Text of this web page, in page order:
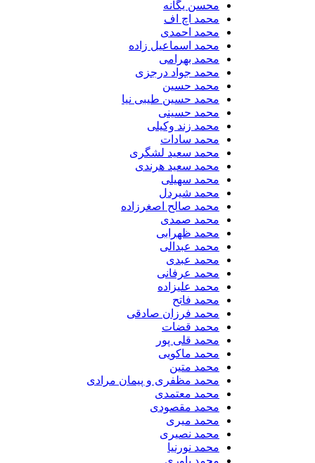
محسن یگانه
محمد اچ اف
محمد احمدی
محمد اسماعیل زاده
محمد بهرامی
محمد جواد درجزی
محمد حسین
محمد حسین طیبی نیا
محمد حسینی
محمد زند وکیلی
محمد سادات
محمد سعید لشگری
محمد سعید هرندی
محمد سهیلی
​محمد شیردل
محمد صالح اصغرزاده
محمد صمدی
محمد ظهرابی
محمد عبدالی
محمد عبدی
محمد عرفانی
محمد علیزاده
محمد فاتح
محمد فرزان صادقی
محمد قضات
محمد قلی پور
محمد ماکویی
محمد متین
محمد مظفری و پیمان مرادی
محمد معتمدی
محمد مقصودی
محمد میری
محمد نصیری
محمد نورنیا
محمد یاوری